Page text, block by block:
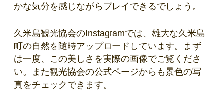
かな気分を感じながらプレイできるでしょう。
久米島観光協会のInstagramでは、雄大な久米島
町の自然を随時アップロードしています。まず
は一度、この美しさを実際の画像でご覧くださ
い。また観光協会の公式ページからも景色の写
真をチェックできます。